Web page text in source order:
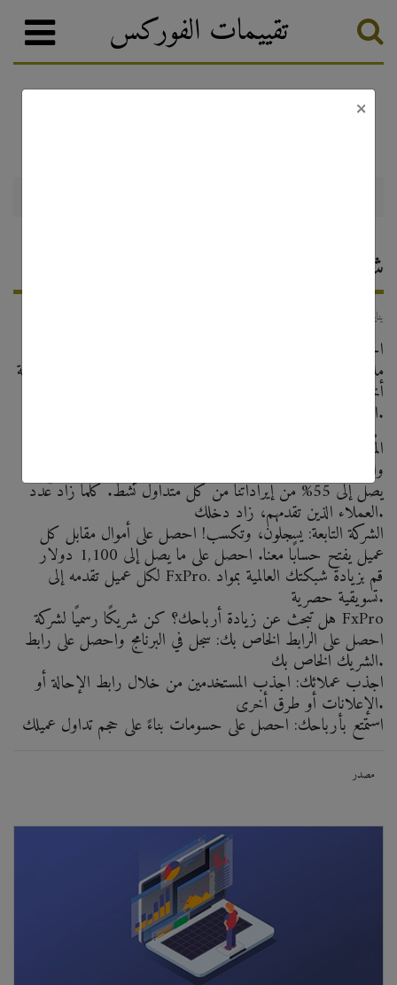
تقييمات الفوركس
FxPro: شريك مع المحترفين
1 يناير, 2024
ملايين دولار لشركائنا شهريًا! كما نقدم أيضًا خطط شراكة مخصصة
أخرى يمكن مناقشتها بمزيد من التفاصيل مع مديري حسابات
الشركاء لدينا.
المُقدم: إنهم يتاجرون، وأنت تكسب! قم بإحالة العملاء إلينا
واحصل على خصومات على أحجام التداول التي يتداولونها. اربح ما
يصل إلى 55% من إيراداتنا من كل متداول نشط. كلما زاد عدد
العملاء الذين تقدمهم، زاد دخلك.
الشركة التابعة: يسجلون، وتكسب! احصل على أموال مقابل كل
عميل يفتح حسابًا معنا. احصل على ما يصل إلى 1,100 دولار
لكل عميل تقدمه إلى FxPro. قم بزيادة شبكتك العالمية بمواد
تسويقية حصرية.
هل تبحث عن زيادة أرباحك؟ كن شريكًا رسميًا لشركة FxPro
احصل على الرابط الخاص بك: سجل في البرنامج واحصل على رابط
الشريك الخاص بك.
اجذب عملائك: اجذب المستخدمين من خلال رابط الإحالة أو
الإعلانات أو طرق أخرى.
استمتع بأرباحك: احصل على حسومات بناءً على حجم تداول عميلك
مصدر
×